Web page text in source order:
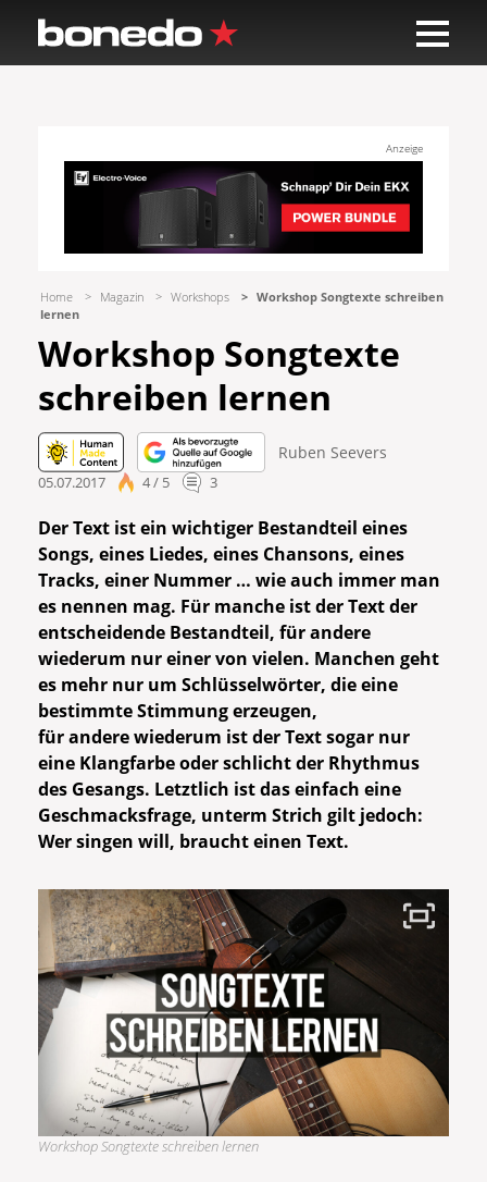
Anzeige
Home Magazin Workshops
Workshop Songtexte schreiben
lernen
Workshop Songtexte
schreiben lernen
Ruben Seevers
05.07.2017 4 / 5 3
Der Text ist ein wichtiger Bestandteil eines
Songs, eines Liedes, eines Chansons, eines
Tracks, einer Nummer … wie auch immer man
es nennen mag. Für manche ist der Text der
entscheidende Bestandteil, für andere
wiederum nur einer von vielen. Manchen geht
es mehr nur um Schlüsselwörter, die eine
bestimmte Stimmung erzeugen,
füranderewiederum ist der Text sogar nur
eine Klangfarbe oder schlicht der Rhythmus
des Gesangs. Letztlich ist das einfach eine
Geschmacksfrage, unterm Strich gilt jedoch:
Wer singen will, braucht einen Text.
Workshop Songtexte schreiben lernen